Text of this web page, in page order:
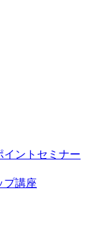
イントセミナー
プ講座